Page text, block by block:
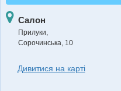
Салон
Прилуки,
Сорочинська, 10
Дивитися на карті